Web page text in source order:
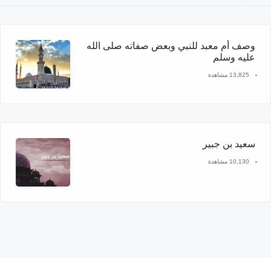
وصف أم معبد للنبي وبعض صفاته صلى الله
عليه وسلم
13,825 مشاهدة
سعيد بن جبير
10,130 مشاهدة